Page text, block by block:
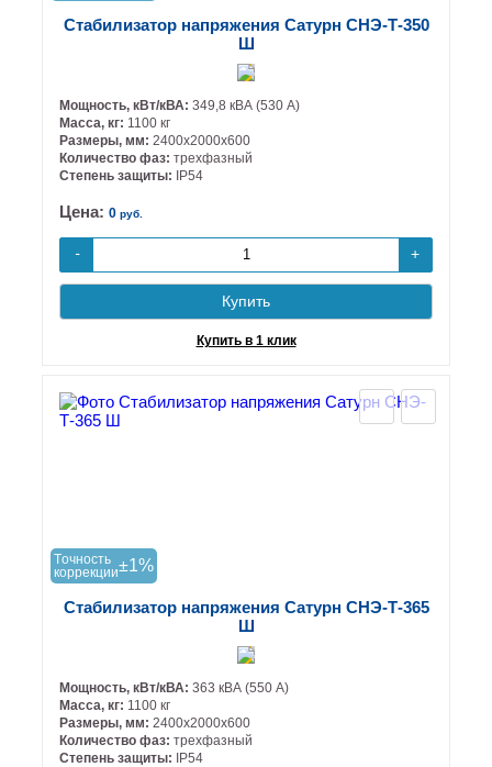
Стабилизатор напряжения Сатурн СНЭ-Т-350
Ш
Мощность, кВт/кВА: 349,8 кВА (530 А)
Масса, кг: 1100 кг
Размеры, мм: 2400х2000х600
Количество фаз: трехфазный
Степень защиты:
IP54
Цена: 0 руб.
- +
Купить
Купить в 1 клик
Tочность
коррекции±1%
Стабилизатор напряжения Сатурн СНЭ-Т-365
Ш
Мощность, кВт/кВА: 363 кВА (550 А)
Масса, кг: 1100 кг
Размеры, мм: 2400х2000х600
Количество фаз: трехфазный
Степень защиты: IP54